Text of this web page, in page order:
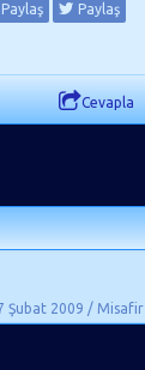
Paylaş Paylaş
Cevapla
Şubat 2009 / Misafir